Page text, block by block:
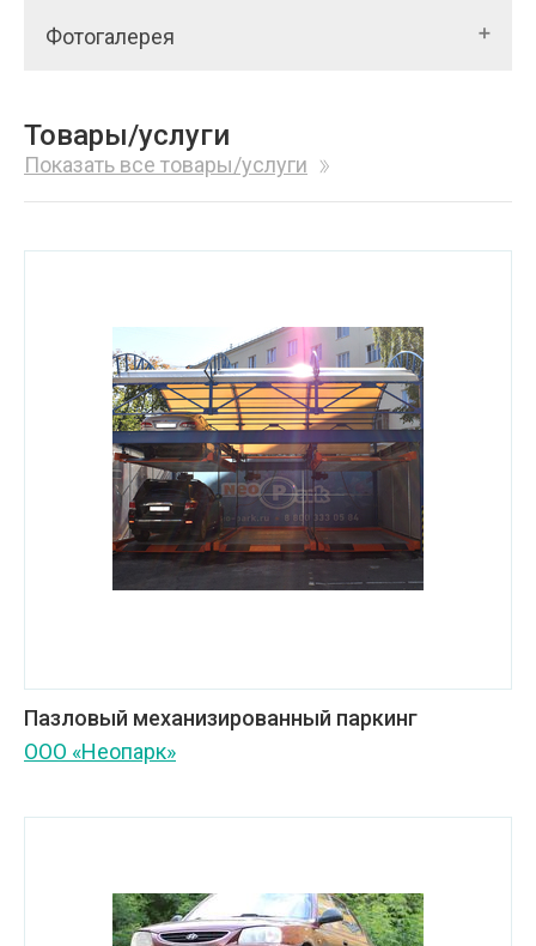
Фотогалерея
Товары/услуги
Показать все товары/услуги
Пазловый механизированный паркинг
ООО «Неопарк»